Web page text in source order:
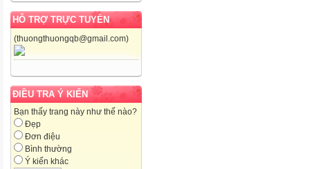
HỖ TRỢ TRỰC TUYẾN
(thuongthuongqb@gmail.com)
ĐIỀU TRA Ý KIẾN
Bạn thấy trang này như thế nào?
Đẹp
Đơn điệu
Bình thường
Ý kiến khác